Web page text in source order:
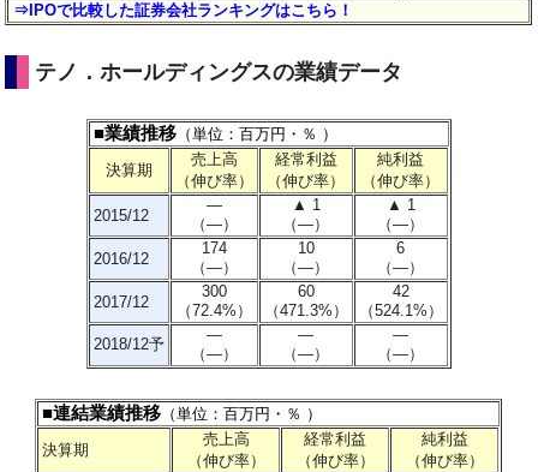
⇒IPOで比較した証券会社ランキングはこちら！
テノ．ホールディングスの業績データ
■業績推移（単位：百万円・％ ）
決算期
売上高
（伸び率）
経常利益
（伸び率）
純利益
（伸び率）
2015/12
―
（―）
▲ 1
（―）
▲ 1
（―）
2016/12
174
（―）
10
（―）
6
（―）
2017/12
300
（72.4%）
60
（471.3%）
42
（524.1%）
2018/12予
―
（―）
―
（―）
―
（―）
■連結業績推移 （単位：百万円・％ ）
決算期
売上高
（伸び率）
経常利益
（伸び率）
純利益
（伸び率）